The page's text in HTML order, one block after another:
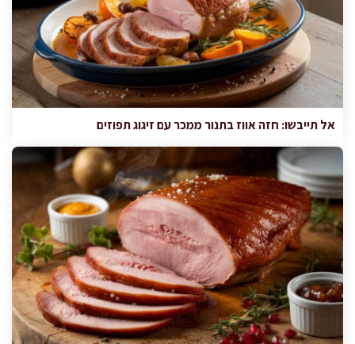
אל תייבשו: חזה אווז בתנור ממכר עם זיגוג תפוזים